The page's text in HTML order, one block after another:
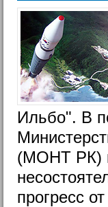
Ильбо". В
(МОНТ РК)
прогресс